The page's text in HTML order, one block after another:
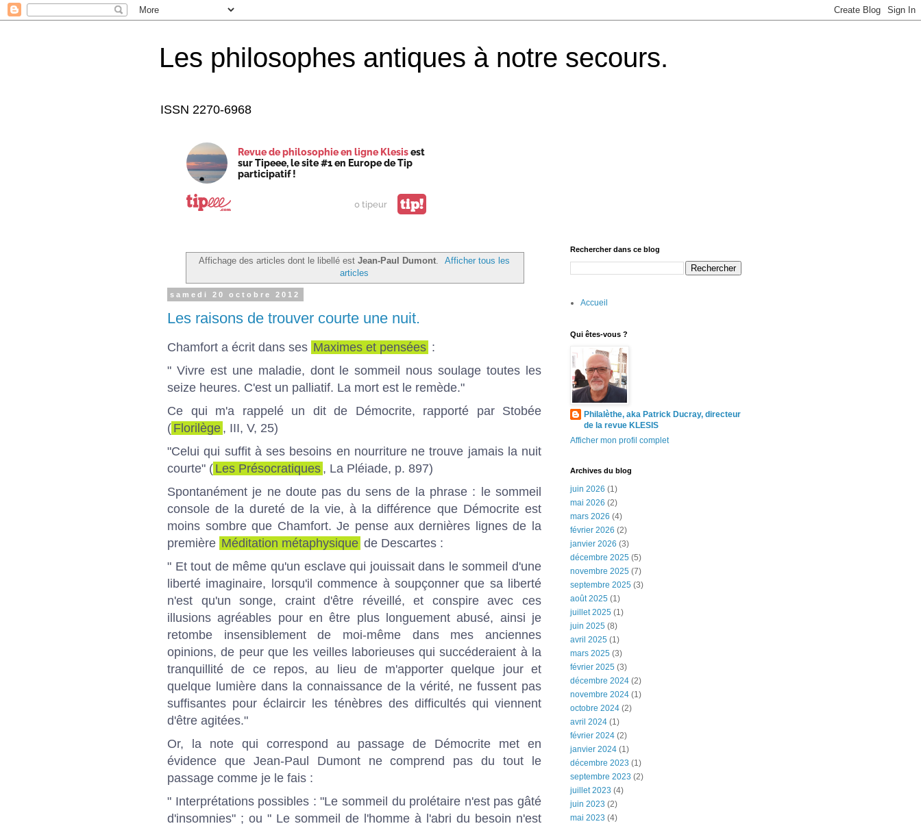
Les philosophes antiques à notre secours.
ISSN 2270-6968
Revue de philosophie en ligne Klesisest
sur Tipeee, le site #1 en Europe de Tip
participatif !
0 tipeur tip!
Affichage des articles dont le libellé est Jean-Paul Dumont.
Afficher tous les
articles
samedi 20 octobre 2012
Les raisons de trouver courte une nuit.
Chamfort a écrit dans ses Maximes et pensées :
" Vivre est une maladie, dont le sommeil nous soulage toutes les
seize heures. C'est un palliatif. La mort est le remède."
Ce qui m'a rappelé un dit de Démocrite, rapporté par Stobée
( Florilège , III, V, 25)
"Celui qui suffit à ses besoins en nourriture ne trouve jamais la nuit
courte" ( Les Présocratiques , La Pléiade, p. 897)
Spontanément je ne doute pas du sens de la phrase : le sommeil
console de la dureté de la vie, à la différence que Démocrite est
moins sombre que Chamfort. Je pense aux dernières lignes de la
première Méditation métaphysique de Descartes :
" Et tout de même qu'un esclave qui jouissait dans le sommeil d'une
liberté imaginaire, lorsqu'il commence à soupçonner que sa liberté
n'est qu'un songe, craint d'être réveillé, et conspire avec ces
illusions agréables pour en être plus longuement abusé, ainsi je
retombe insensiblement de moi-même dans mes anciennes
opinions, de peur que les veilles laborieuses qui succéderaient à la
tranquillité de ce repos, au lieu de m'apporter quelque jour et
quelque lumière dans la connaissance de la vérité, ne fussent pas
suffisantes pour éclaircir les ténèbres des difficultés qui viennent
d'être agitées."
Or, la note qui correspond au passage de Démocrite met en
évidence que Jean-Paul Dumont ne comprend pas du tout le
passage comme je le fais :
" Interprétations possibles : "Le sommeil du prolétaire n'est pas gâté
d'insomnies" ; ou " Le sommeil de l'homme à l'abri du besoin n'est
Rechercher dans ce blog
Accueil
Qui êtes-vous ?
Philalèthe, aka Patrick Ducray, directeur
de la revue KLESIS
Afficher mon profil complet
Archives du blog
juin 2026 (1)
mai 2026 (2)
mars 2026 (4)
février 2026 (2)
janvier 2026 (3)
décembre 2025 (5)
novembre 2025 (7)
septembre 2025 (3)
août 2025 (1)
juillet 2025 (1)
juin 2025 (8)
avril 2025 (1)
mars 2025 (3)
février 2025 (3)
décembre 2024 (2)
novembre 2024 (1)
octobre 2024 (2)
avril 2024 (1)
février 2024 (2)
janvier 2024 (1)
décembre 2023 (1)
septembre 2023 (2)
juillet 2023 (4)
juin 2023 (2)
mai 2023 (4)